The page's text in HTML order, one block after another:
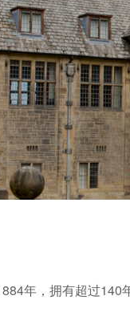
年，拥有超过140